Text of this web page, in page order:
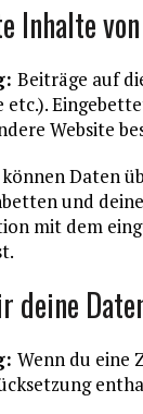
Inhalte
Beiträge auf
etc.).
Website
können Daten
und
mit dem
deine
Wenn du eine